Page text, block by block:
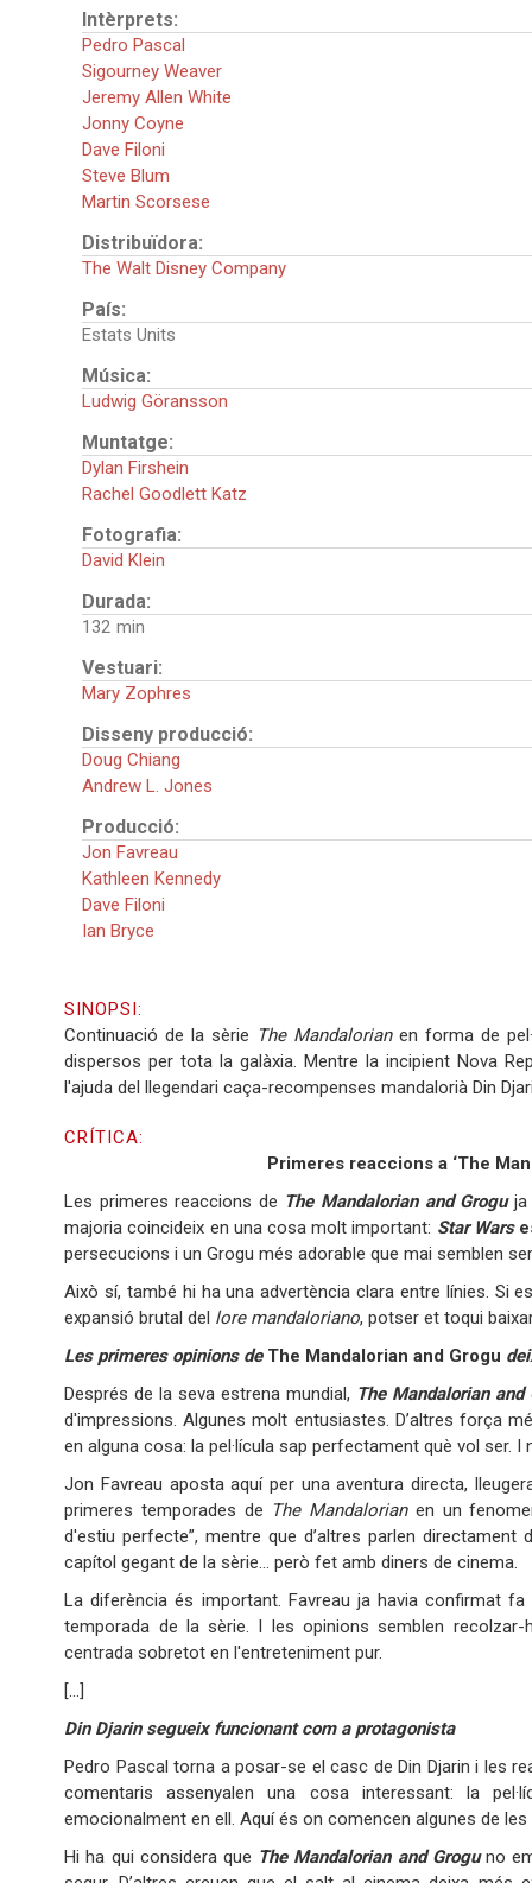
Intèrprets:
Pedro Pascal
Sigourney Weaver
Jeremy Allen White
Jonny Coyne
Dave Filoni
Steve Blum
Martin Scorsese
Distribuïdora:
The Walt Disney Company
País:
Estats Units
Música:
Ludwig Göransson
Muntatge:
Dylan Firshein
Rachel Goodlett Katz
Fotografia:
David Klein
Durada:
132
Vestuari:
Mary Zophres
Disseny producció:
Doug Chiang
Andrew L. Jones
Producció:
Jon Favreau
Kathleen Kennedy
Dave Filoni
Ian Bryce
SINOPSI:
Continuació de la sèrie The Mandalorianen forma de
dispersos per tota la galàxia. Mentre la incipient Nova
l'ajuda del llegendari caça-recompenses mandalorià Din
CRÍTICA:
Primeres reaccions a ‘The
Les primeres reaccions de The Mandalorian and Groguja
majoria coincideix en una cosa molt important: Star Wars
persecucions i un Grogu més adorable que mai semblen
Això sí, també hi ha una advertència clara entre línies. Si
expansió brutal del lore mandaloriano, potser et toqui
Les primeres opinions de The Mandalorian and Grogu
Després de la seva estrena mundial, The Mandalorian and
d'impressions. Algunes molt entusiastes. D’altres força
en alguna cosa: la pel·lícula sap perfectament què vol ser.
Jon Favreau aposta aquí per una aventura directa,
primeres temporades de The Mandalorianen un
d'estiu perfecte”, mentre que d’altres parlen
capítol gegant de la sèrie… però fet amb diners de cinema.
La diferència és important. Favreau ja havia confirmat
temporada de la sèrie. I les opinions semblen
centrada sobretot en l'entreteniment pur.
[…]
Din Djarin segueix funcionant com a protagonista
Pedro Pascal torna a posar-se el casc de Din Djarin i les
comentaris assenyalen una cosa interessant: la
emocionalment en ell. Aquí és on comencen algunes de
Hi ha qui considera que The Mandalorian and Groguno